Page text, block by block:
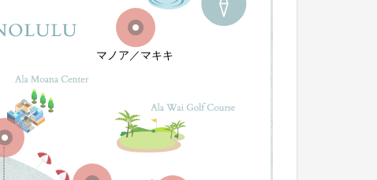
マノア／マキキ